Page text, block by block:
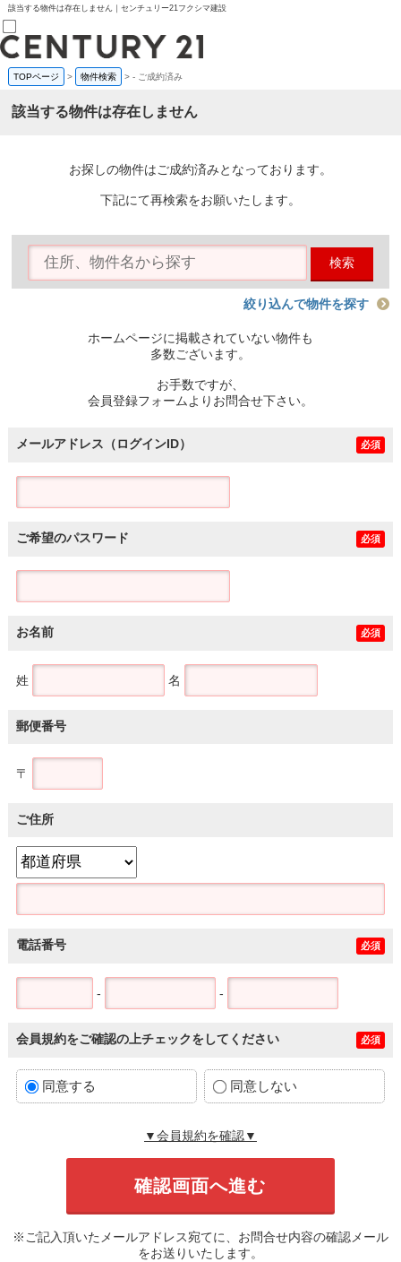
該当する物件は存在しません｜センチュリー21フクシマ建設
売買部
0120-800-844
賃貸部
会員メニュー
物件を探す
購入TOP
条件から探す
住宅ローン控除シミュレータ
TOPページ > 物件検索 >- ご成約済み
該当する物件は存在しません
お探しの物件はご成約済みとなっております。
下記にて再検索をお願いたします。
検索
絞り込んで物件を探す
ホームページに掲載されていない物件も
多数ございます。
お手数ですが、
会員登録フォームよりお問合せ下さい。
メールアドレス（ログインID） 必須
ご希望のパスワード 必須
お名前 必須
姓 名
郵便番号
〒
ご住所
電話番号 必須
- -
会員規約をご確認の上チェックをしてください 必須
同意する 同意しない
▼会員規約を確認▼
※ご記入頂いたメールアドレス宛てに、お問合せ内容の確認メール
をお送りいたします。